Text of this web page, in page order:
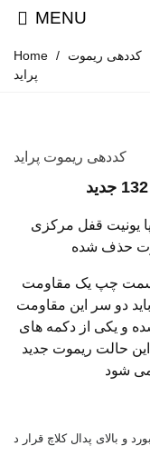
MENU
Home /
کددهی ریموت
پراید
کددهی ریموت پراید
دو سر این مقاومت
و یکی از دکمه های
حالت ریموت جدید
می شود